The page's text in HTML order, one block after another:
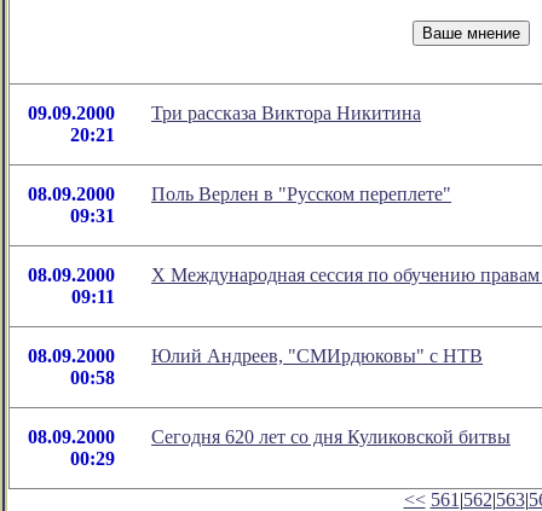
09.09.2000
20:21
Три рассказа Виктора Никитина
08.09.2000
09:31
Поль Верлен в "Русском переплете"
08.09.2000
09:11
X Международная сессия по обучению правам
08.09.2000
00:58
Юлий Андреев, "СМИрдюковы" c НТВ
08.09.2000
00:29
Сегодня 620 лет со дня Куликовской битвы
<< 561 |562|563|